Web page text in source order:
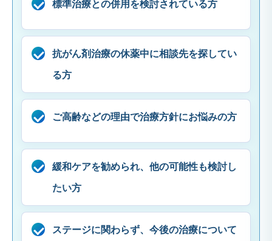
標準治療との併用を検討されている方
抗がん剤治療の休薬中に相談先を探してい
る方
ご高齢などの理由で治療方針にお悩みの方
緩和ケアを勧められ、他の可能性も検討し
たい方
ステージに関わらず、今後の治療について